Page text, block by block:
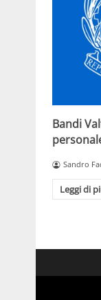
Bandi
Sandro
Leggi di